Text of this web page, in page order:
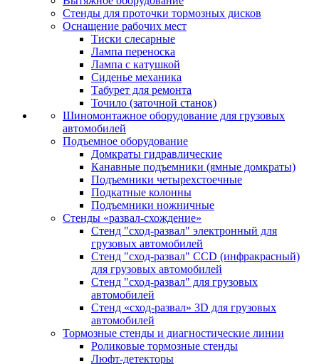
Стенды для проточки тормозных дисков
Оснащение рабочих мест
Тиски слесарные
Лампа переноска
Лампа с катушкой
Сиденье механика
Табурет для ремонта
Точило (заточной станок)
Шиномонтажное оборудование для грузовых
автомобилей
Подъемное оборудование
Домкраты гидравлические
Канавные подъемники (ямные домкраты)
Подъемники четырехстоечные
Подкатные колонны
Подъемники ножничные
Стенды «развал-схождение»
Стенд "сход-развал" электронный для
грузовых автомобилей
Стенд "сход-развал" CCD (инфракрасный)
для грузовых автомобилей
Стенд "сход-развал" для грузовых
автомобилей
Стенд «сход-развал» 3D для грузовых
автомобилей
Тормозные стенды и диагностические линии
Роликовые тормозные стенды
Люфт-детекторы